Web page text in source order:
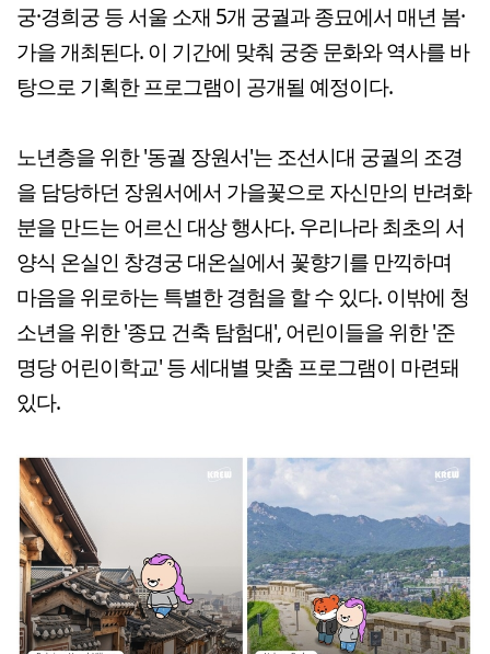
궁·경희궁 등 서울 소재 5개 궁궐과 종묘에서 매년 봄·
가을 개최된다. 이 기간에 맞춰 궁중 문화와 역사를 바
탕으로 기획한 프로그램이 공개될 예정이다.
노년층을 위한 '동궐 장원서'는 조선시대 궁궐의 조경
을 담당하던 장원서에서 가을꽃으로 자신만의 반려화
분을 만드는 어르신 대상 행사다. 우리나라 최초의 서
양식 온실인 창경궁 대온실에서 꽃향기를 만끽하며
마음을 위로하는 특별한 경험을 할 수 있다. 이밖에 청
소년을 위한 '종묘 건축 탐험대', 어린이들을 위한 '준
명당 어린이학교' 등 세대별 맞춤 프로그램이 마련돼
있다.